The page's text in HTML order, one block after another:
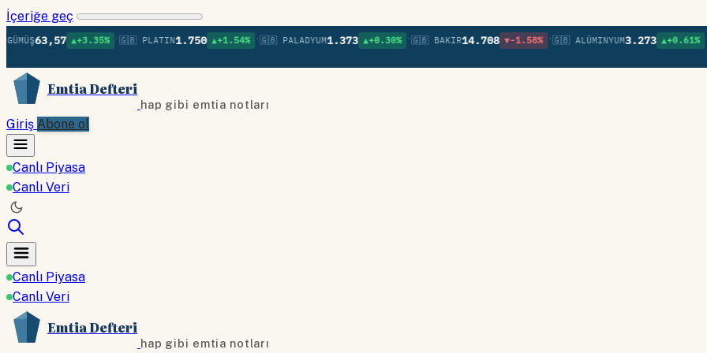
İçeriğe geç
63,57 ▲+3.35% •🇬🇧 PLATIN1.750 ▲+1.54% • 🇬🇧 PALADYUM1.373 ▲+0.30% •🇬🇧 BAKIR 14.708 ▼-1.58% • 🇬🇧 ALÜMINYUM3.273 ▲+0.61% •🇬🇧
Emtia Defteri
hap gibi emtia notları
Giriş Abone ol
Canlı Piyasa
Canlı Veri
Canlı Piyasa
Canlı Veri
Emtia Defteri
hap gibi emtia notları